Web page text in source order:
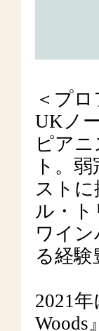
＜プ
UKノ
ピア
ト。
スト
ル・ト
ワイ
る経
2021